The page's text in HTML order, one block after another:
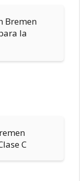
Bremen
la
C